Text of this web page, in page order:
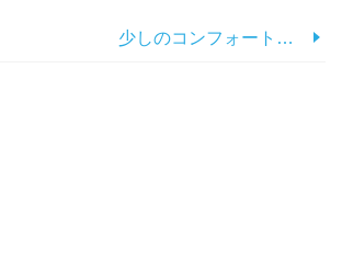
少しのコンフォートフード